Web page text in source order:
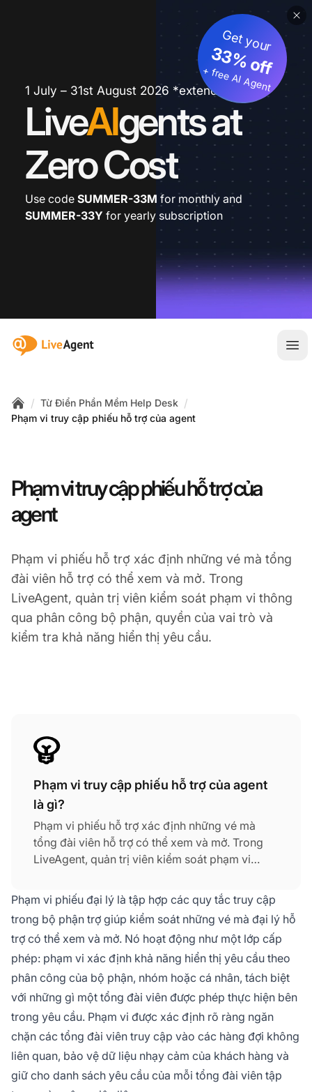
1 July – 31st August 2026 *extended
LiveAIgents at
Zero Cost
Get your
33% off
+ free AI Agent
Use code SUMMER-33M for monthly and
SUMMER-33Y for yearly subscription
:site.title
Mở
Home
/ Từ Điển Phần Mềm Help Desk /
Phạm vi truy cập phiếu hỗ trợ của agent
Phạm vi truy cập phiếu hỗ trợ của
agent
Phạm vi phiếu hỗ trợ xác định những vé mà tổng
đài viên hỗ trợ có thể xem và mở. Trong
LiveAgent, quản trị viên kiểm soát phạm vi thông
qua phân công bộ phận, quyền của vai trò và
kiểm tra khả năng hiển thị yêu cầu.
Phạm vi truy cập phiếu hỗ trợ của agent
là gì?
Phạm vi phiếu hỗ trợ xác định những vé mà
tổng đài viên hỗ trợ có thể xem và mở. Trong
LiveAgent, quản trị viên kiểm soát phạm vi
trò và kiểm tra khả năng hiển thị yêu cầu.
Phạm vi phiếu đại lý là tập hợp các quy tắc truy cập
trong bộ phận trợ giúp kiểm soát những vé mà đại lý hỗ
trợ có thể xem và mở. Nó hoạt động như một lớp cấp
phép: phạm vi xác định khả năng hiển thị yêu cầu theo
phân công của bộ phận, nhóm hoặc cá nhân, tách biệt
với những gì một tổng đài viên được phép thực hiện bên
trong yêu cầu. Phạm vi được xác định rõ ràng ngăn
chặn các tổng đài viên truy cập vào các hàng đợi không
liên quan, bảo vệ dữ liệu nhạy cảm của khách hàng và
giữ cho danh sách yêu cầu của mỗi tổng đài viên tập